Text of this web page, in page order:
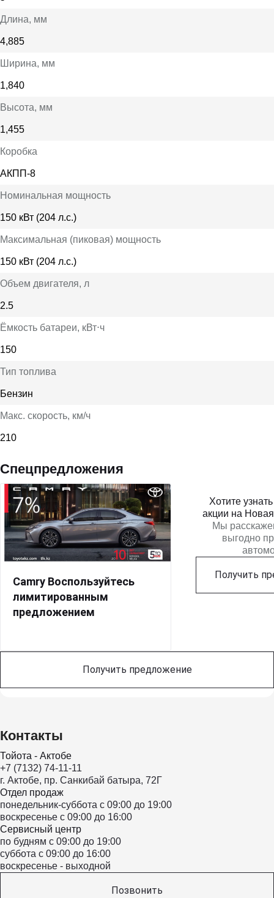
Длина, мм
4,885
Ширина, мм
1,840
Высота, мм
1,455
Коробка
АКПП-8
Номинальная мощность
150 кВт (204 л.с.)
Максимальная (пиковая) мощность
150 кВт (204 л.с.)
Объем двигателя, л
2.5
Ёмкость батареи, кВт⋅ч
150
Тип топлива
Бензин
Макс. скорость, км/ч
210
Спецпредложения
Camry Воспользуйтесь
лимитированным
предложением
Хотите
акции на
Мы
выгодно
Получить
Получить предложение
Контакты
Тойота - Актобе
+7 (7132) 74-11-11
г. Актобе, пр. Санкибай батыра, 72Г
Отдел продаж
понедельник-суббота с 09:00 до 19:00
воскресенье с 09:00 до 16:00
Сервисный центр
по будням с 09:00 до 19:00
суббота с 09:00 до 16:00
воскресенье - выходной
Позвонить